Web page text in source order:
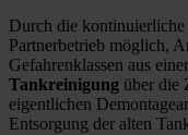
Durch die kontinuierliche
Partnerbetrieb möglich,
Gefahrenklassen aus
Tankreinigung über die
eigentlichen
Entsorgung der alten